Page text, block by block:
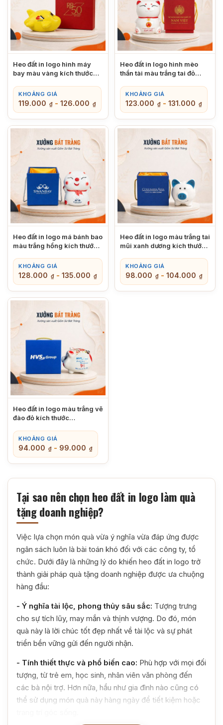
Heo đất in logo hình máy
bay màu vàng kích thước
KHOẢNG GIÁ
119.000 ₫ - 126.000 ₫
Heo đất in logo hình mèo
thần tài màu trắng tai đỏ
XBT-HĐ02
KHOẢNG GIÁ
123.000 ₫ - 131.000 ₫
Heo đất in logo má bánh bao
màu trắng hồng kích thước
KHOẢNG GIÁ
128.000 ₫ - 135.000 ₫
Heo đất in logo màu trắng tai
mũi xanh dương kích thước
KHOẢNG GIÁ
98.000 ₫ - 104.000 ₫
Heo đất in logo màu trắng vẽ
đào đỏ kích thước
KHOẢNG GIÁ
94.000 ₫ - 99.000 ₫
Tại sao nên chọn heo đất in logo làm quà
tặng doanh nghiệp?
Việc lựa chọn món quà vừa ý nghĩa vừa đáp ứng được
ngân sách luôn là bài toán khó đối với các công ty, tổ
chức. Dưới đây là những lý do khiến heo đất in logo trở
thành giải pháp quà tặng doanh nghiệp được ưa chuộng
hàng đầu:
- Ý nghĩa tài lộc, phong thủy sâu sắc: Tượng trưng
cho sự tích lũy, may mắn và thịnh vượng. Do đó, món
quà này là lời chúc tốt đẹp nhất về tài lộc và sự phát
triển bền vững gửi đến người nhận.
- Tính thiết thực và phổ biến cao: Phù hợp với mọi đối
tượng, từ trẻ em, học sinh, nhân viên văn phòng đến
các bà nội trợ. Hơn nữa, hầu như gia đình nào cũng có
thể sử dụng món quà này hàng ngày để tiết kiệm hoặc